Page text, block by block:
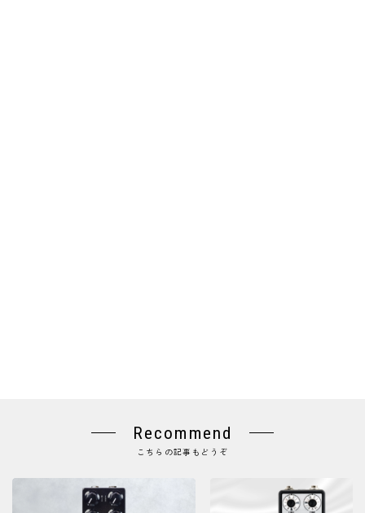
Recommend
こちらの記事もどうぞ